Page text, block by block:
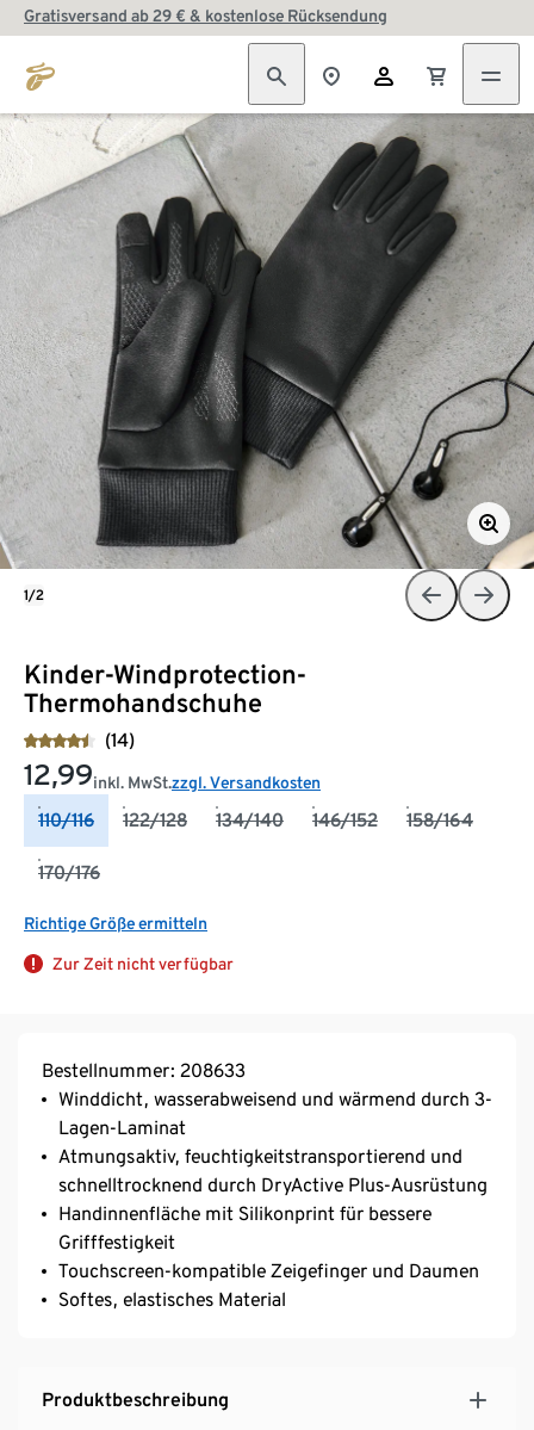
Gratisversand ab 29 € & kostenlose Rücksendung
Kinder-Windprotection-
Thermohandschuhe
(14)
12,99inkl. MwSt.zzgl. Versandkosten
110/116 122/128 134/140 146/152 158/164
170/176
Richtige Größe ermitteln
Zur Zeit nicht verfügbar
1/2
Bestellnummer: 208633
Winddicht, wasserabweisend und wärmend durch 3-
Lagen-Laminat
Atmungsaktiv, feuchtigkeitstransportierend und
schnelltrocknend durch DryActive Plus-Ausrüstung
Handinnenfläche mit Silikonprint für bessere
Grifffestigkeit
Touchscreen-kompatible Zeigefinger und Daumen
Softes, elastisches Material
Produktbeschreibung